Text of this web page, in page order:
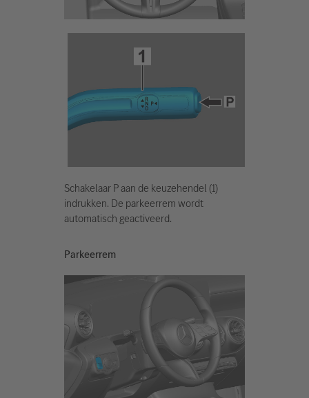
Schakelaar P aan de keuzehendel (1)
indrukken. De parkeerrem wordt
automatisch geactiveerd.
Parkeerrem